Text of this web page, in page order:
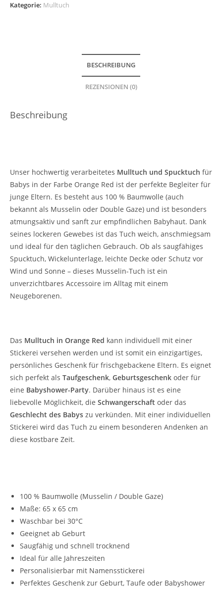
Kategorie: Mulltuch
BESCHREIBUNG
REZENSIONEN (0)
Beschreibung
Unser hochwertig verarbeitetes Mulltuch und Spucktuch für
Babys in der Farbe Orange Red ist der perfekte Begleiter für
junge Eltern. Es besteht aus 100 % Baumwolle (auch
bekannt als Musselin oder Double Gaze) und ist besonders
atmungsaktiv und sanft zur empfindlichen Babyhaut. Dank
seines lockeren Gewebes ist das Tuch weich, anschmiegsam
und ideal für den täglichen Gebrauch. Ob als saugfähiges
Spucktuch, Wickelunterlage, leichte Decke oder Schutz vor
Wind und Sonne – dieses Musselin-Tuch ist ein
unverzichtbares Accessoire im Alltag mit einem
Neugeborenen.
Das Mulltuch in Orange Red kann individuell mit einer
Stickerei versehen werden und ist somit ein einzigartiges,
persönliches Geschenk für frischgebackene Eltern. Es eignet
sich perfekt als Taufgeschenk, Geburtsgeschenk oder für
eine Babyshower-Party. Darüber hinaus ist es eine
liebevolle Möglichkeit, die Schwangerschaft oder das
Geschlecht des Babys zu verkünden. Mit einer individuellen
Stickerei wird das Tuch zu einem besonderen Andenken an
diese kostbare Zeit.
100 % Baumwolle (Musselin / Double Gaze)
Maße: 65 x 65 cm
Waschbar bei 30°C
Geeignet ab Geburt
Saugfähig und schnell trocknend
Ideal für alle Jahreszeiten
Personalisierbar mit Namensstickerei
Perfektes Geschenk zur Geburt, Taufe oder Babyshower